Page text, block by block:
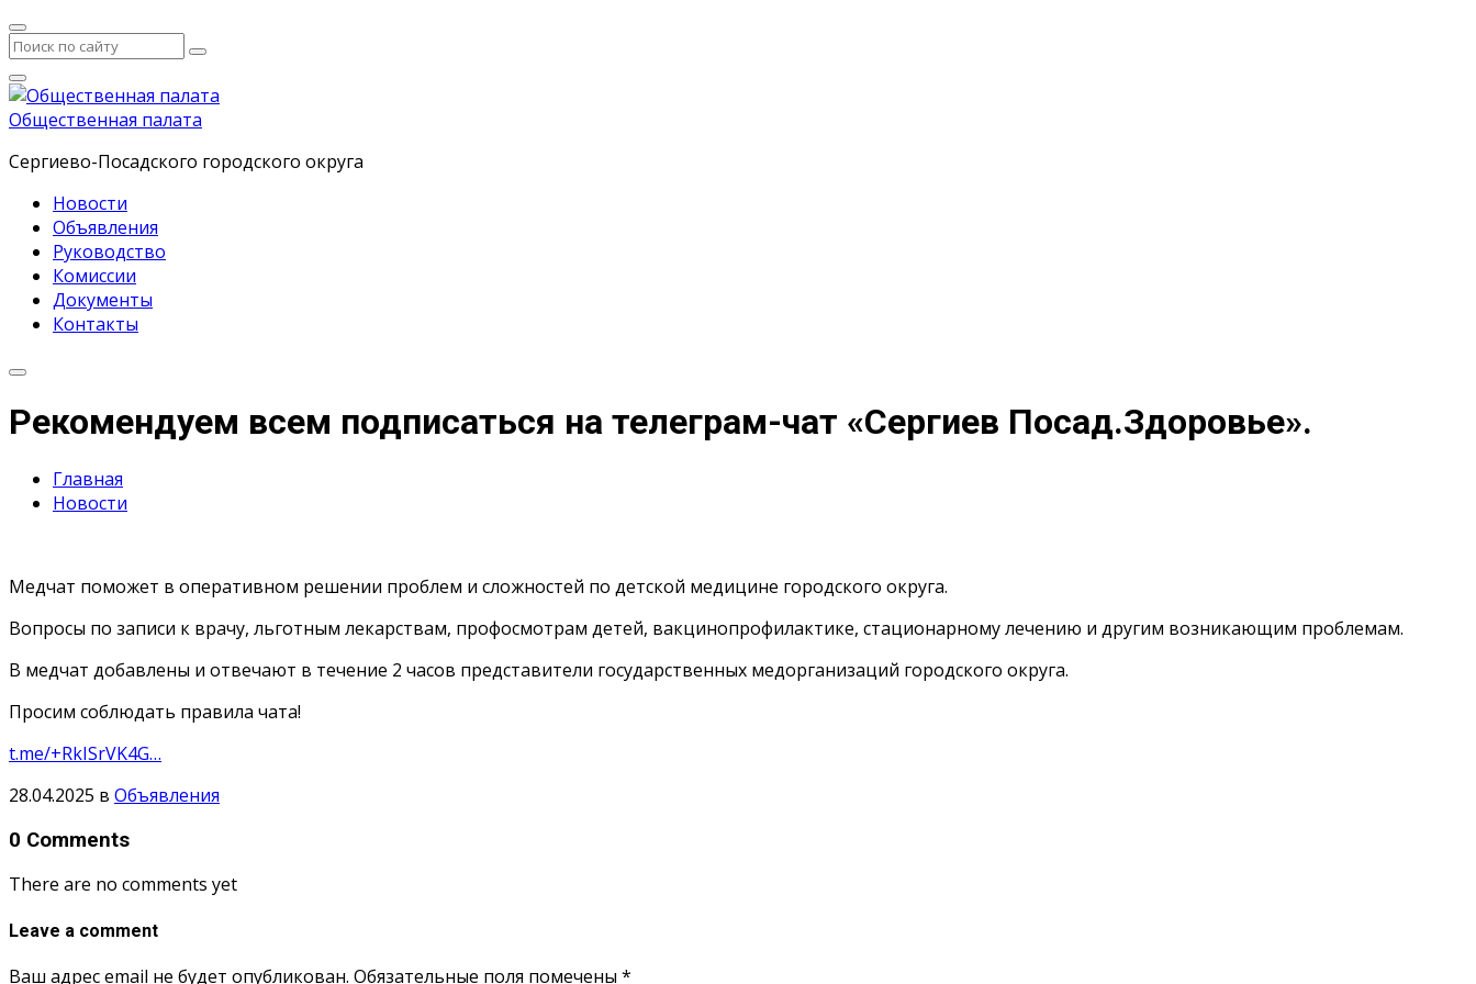
Общественная палата
Сергиево-Посадского городского округа
Новости
Объявления
Руководство
Комиссии
Документы
Контакты
Рекомендуем всем подписаться на телеграм-чат «Сергиев Посад.Здоровье».
Главная
Новости
Медчат поможет в оперативном решении проблем и сложностей по детской медицине городского округа.
Вопросы по записи к врачу, льготным лекарствам, профосмотрам детей, вакцинопрофилактике, стационарному лечению и другим возникающим проблемам.
В медчат добавлены и отвечают в течение 2 часов представители государственных медорганизаций городского округа.
Просим соблюдать правила чата!
t.me/+RkISrVK4G…
28.04.2025 в Объявления
0 Comments
There are no comments yet
Leave a comment
Ваш адрес email не будет опубликован. Обязательные поля помечены *